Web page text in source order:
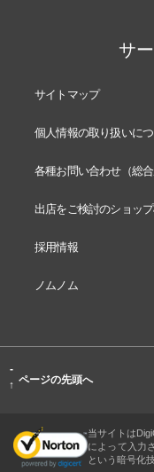
サ
サイトマップ
個人情報の取り扱いに
各種お問い合わせ（総合
出店をご検討のショッ
採用情報
ノムノム
-
↑ ページの先頭へ
当サイトは
によって入力
という暗号化